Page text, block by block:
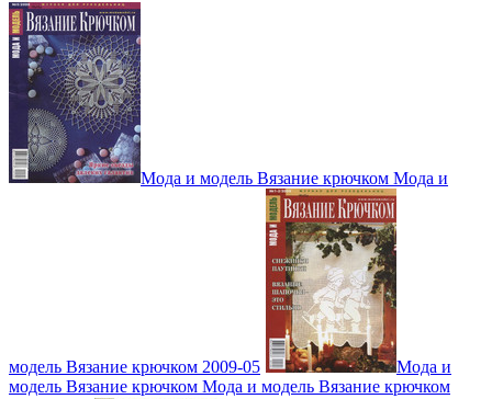
Мода и модель Вязание крючком Мода и
модель Вязание крючком 2009-05
Мода и
модель Вязание крючком Мода и модель Вязание крючком